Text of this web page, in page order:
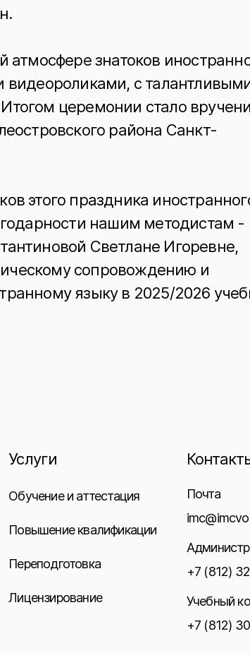
атмосфере знатоков
видеороликами, с
церемонии стало
района Санкт-
этого праздника
нашим методистам -
Светлане Игоревне,
сопровождению и
языку в 2025/2026
Услуги
Обучение и аттестация
Повышение квалификации
Переподготовка
Лицензирование
Почта
+7 (812)
Учебный
+7 (812)